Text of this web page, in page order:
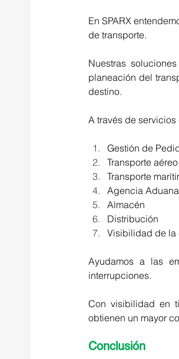
En SPARX
de transporte.
Nuestras
planeación del
destino.
A través de servicios
Gestión de
Transporte
Transporte
Agencia
Almacén
Distribución
Visibilidad de la
Ayudamos a las
interrupciones.
Con visibilidad en
obtienen un mayor
Conclusión